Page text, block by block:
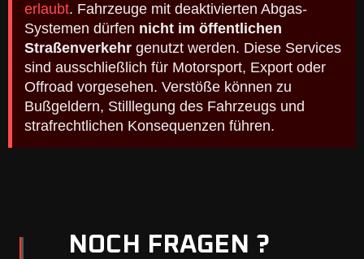
erlaubt. Fahrzeuge mit deaktivierten Abgas-
Systemen dürfen nicht im öffentlichen
Straßenverkehr genutzt werden. Diese Services
sind ausschließlich für Motorsport, Export oder
Offroad vorgesehen. Verstöße können zu
Bußgeldern, Stilllegung des Fahrzeugs und
strafrechtlichen Konsequenzen führen.
NOCH FRAGEN ?